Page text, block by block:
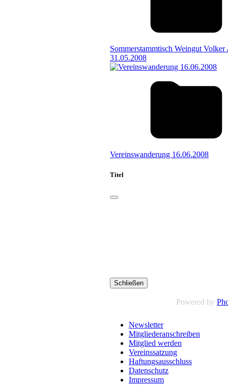
Sommerstammtisch Weingut
31.05.2008
Vereinswanderung 16.06.2008
Titel
Schließen
Powered by
Newsletter
Mitgliederanschreiben
Mitglied werden
Vereinssatzung
Haftungsausschluss
Datenschutz
Impressum